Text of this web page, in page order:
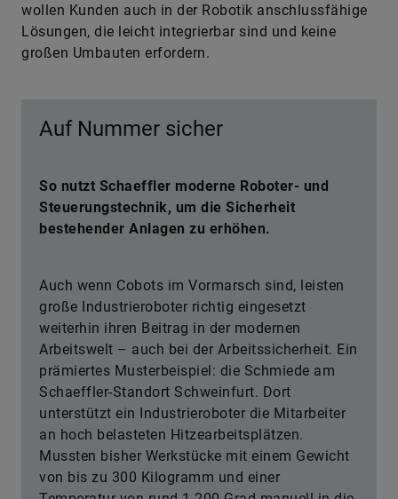
wollen Kunden auch in der Robotik anschlussfähige
Lösungen, die leicht integrierbar sind und keine
großen Umbauten erfordern.
Auf Nummer sicher
So nutzt Schaeffler moderne Roboter- und
Steuerungstechnik, um die Sicherheit
bestehender Anlagen zu erhöhen.
Auch wenn Cobots im Vormarsch sind, leisten
große Industrieroboter richtig eingesetzt
weiterhin ihren Beitrag in der modernen
Arbeitswelt – auch bei der Arbeitssicherheit. Ein
prämiertes Musterbeispiel: die Schmiede am
Schaeffler-Standort Schweinfurt. Dort
unterstützt ein Industrieroboter die Mitarbeiter
an hoch belasteten Hitzearbeitsplätzen.
Mussten bisher Werkstücke mit einem Gewicht
von bis zu 300 Kilogramm und einer